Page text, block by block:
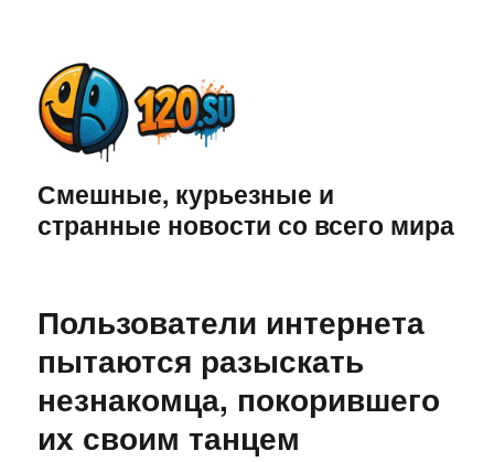
Смешные, курьезные и
странные новости со всего мира
Пользователи интернета
пытаются разыскать
незнакомца, покорившего
их своим танцем